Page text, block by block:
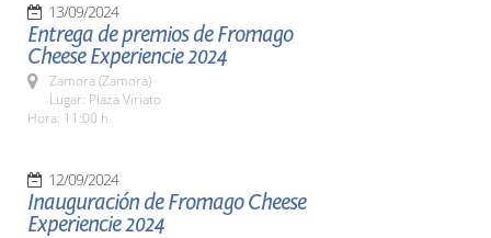
13/09/2024
Entrega de premios de Fromago
Cheese Experiencie 2024
Zamora (Zamora)
Lugar: Plaza Viriato
Hora: 11:00 h.
12/09/2024
Inauguración de Fromago Cheese
Experiencie 2024